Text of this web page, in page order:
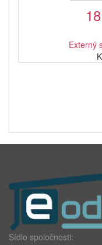
Externý
Sídlo spoločnosti: